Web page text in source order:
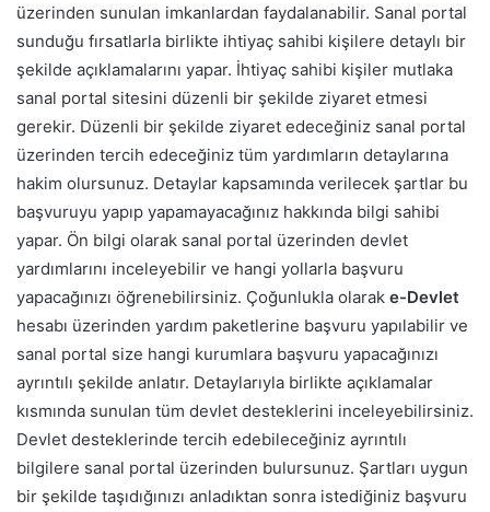
üzerinden sunulan imkanlardan faydalanabilir. Sanal portal
sunduğu fırsatlarla birlikte ihtiyaç sahibi kişilere detaylı bir
şekilde açıklamalarını yapar. İhtiyaç sahibi kişiler mutlaka
sanal portal sitesini düzenli bir şekilde ziyaret etmesi
gerekir. Düzenli bir şekilde ziyaret edeceğiniz sanal portal
üzerinden tercih edeceğiniz tüm yardımların detaylarına
hakim olursunuz. Detaylar kapsamında verilecek şartlar bu
başvuruyu yapıp yapamayacağınız hakkında bilgi sahibi
yapar. Ön bilgi olarak sanal portal üzerinden devlet
yardımlarını inceleyebilir ve hangi yollarla başvuru
yapacağınızı öğrenebilirsiniz. Çoğunlukla olarak e-Devlet
hesabı üzerinden yardım paketlerine başvuru yapılabilir ve
sanal portal size hangi kurumlara başvuru yapacağınızı
ayrıntılı şekilde anlatır. Detaylarıyla birlikte açıklamalar
kısmında sunulan tüm devlet desteklerini inceleyebilirsiniz.
Devlet desteklerinde tercih edebileceğiniz ayrıntılı
bilgilere sanal portal üzerinden bulursunuz. Şartları uygun
bir şekilde taşıdığınızı anladıktan sonra istediğiniz başvuru